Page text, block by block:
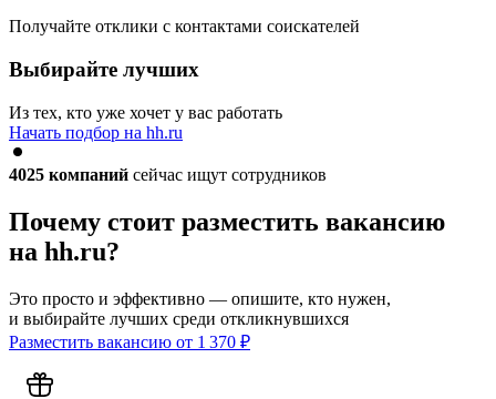
Получайте отклики с контактами соискателей
Выбирайте лучших
Из тех, кто уже хочет у вас работать
Начать подбор на hh.ru
4025 компаний сейчас ищут сотрудников
Почему стоит разместить вакансию
на hh.ru?
Это просто и эффективно — опишите, кто нужен,
и выбирайте лучших среди откликнувшихся
Разместить вакансию от 1 370 ₽